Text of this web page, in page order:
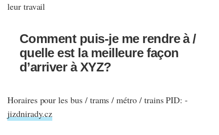
leur travail
Comment puis-je me rendre à /
quelle est la meilleure façon
d’arriver à XYZ?
Horaires pour les bus / trams / métro / trains PID: -
jizdnirady.cz